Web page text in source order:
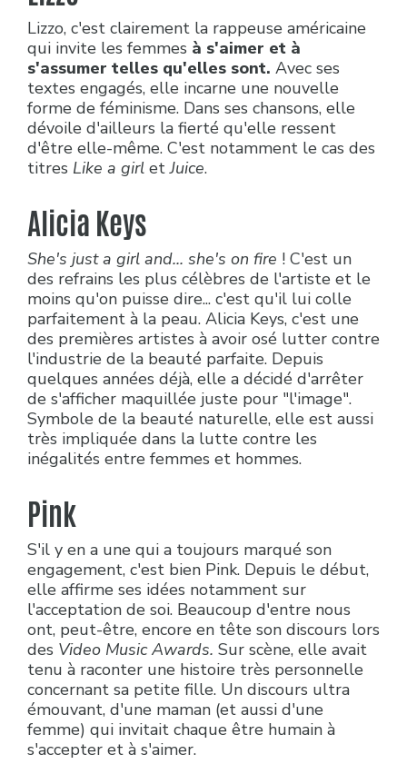
Lizzo, c'est clairement la rappeuse américaine
qui invite les femmes à s'aimer et à
s'assumer telles qu'elles sont. Avec ses
textes engagés, elle incarne une nouvelle
forme de féminisme. Dans ses chansons, elle
dévoile d'ailleurs la fierté qu'elle ressent
d'être elle-même. C'est notamment le cas des
titres Like a girl etJuice.
Alicia Keys
She's just a girl and... she's on fire ! C'est un
des refrains les plus célèbres de l'artiste et le
moins qu'on puisse dire... c'est qu'il lui colle
parfaitement à la peau. Alicia Keys, c'est une
des premières artistes à avoir osé lutter contre
l'industrie de la beauté parfaite. Depuis
quelques années déjà, elle a décidé d'arrêter
de s'afficher maquillée juste pour "l'image".
Symbole de la beauté naturelle, elle est aussi
très impliquée dans la lutte contre les
inégalités entre femmes et hommes.
Pink
S'il y en a une qui a toujours marqué son
engagement, c'est bien Pink. Depuis le début,
elle affirme ses idées notamment sur
l'acceptation de soi. Beaucoup d'entre nous
ont, peut-être, encore en tête son discours lors
des Video Music Awards. Sur scène, elle avait
tenu à raconter une histoire très personnelle
concernant sa petite fille. Un discours ultra
émouvant, d'une maman (et aussi d'une
femme) qui invitait chaque être humain à
s'accepter et à s'aimer.